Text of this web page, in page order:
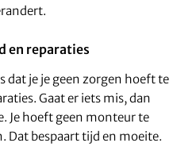
en reparaties
dat je je geen zorgen hoeft te
Gaat er iets mis, dan
Je hoeft geen monteur te
Dat bespaart tijd en moeite.